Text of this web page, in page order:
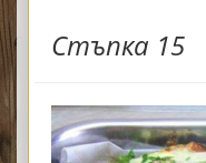
Стъпка 15